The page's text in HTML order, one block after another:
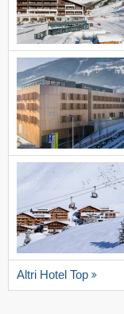
Altri Hotel Top